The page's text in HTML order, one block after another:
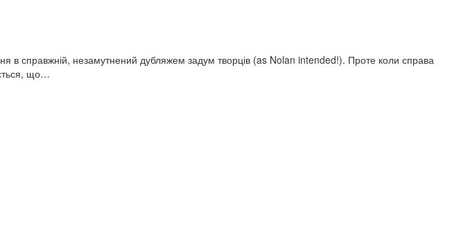
в справжній, незамутнений дубляжем задум творців (as Nolan intended!). Проте коли справа
що…